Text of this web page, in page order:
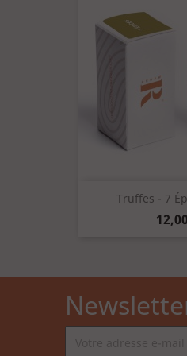
Truffes - 7
Prix